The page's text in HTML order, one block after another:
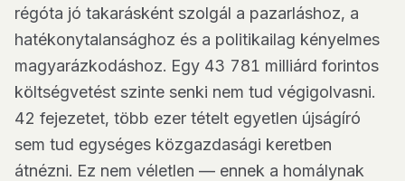
régóta jó takarásként szolgál a pazarláshoz, a
hatékonytalansághoz és a politikailag kényelmes
magyarázkodáshoz. Egy 43 781 milliárd forintos
költségvetést szinte senki nem tud végigolvasni.
42 fejezetet, több ezer tételt egyetlen újságíró
sem tud egységes közgazdasági keretben
átnézni. Ez nem véletlen — ennek a homálynak